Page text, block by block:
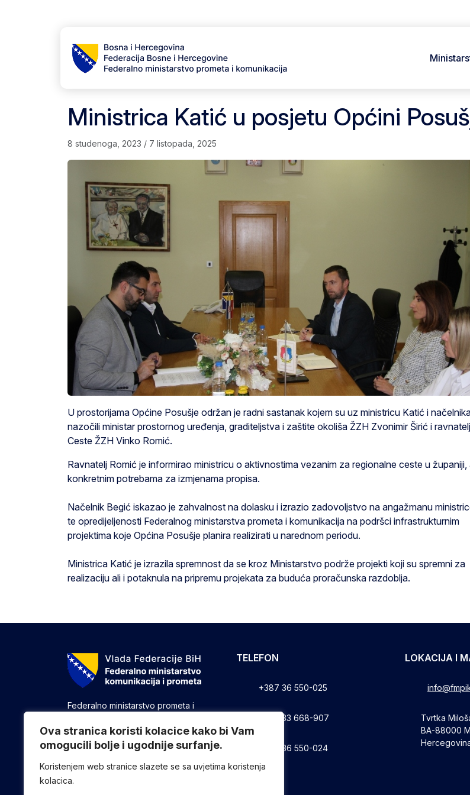
Ova stranica koristi kolacice kako bi Vam
omogucili bolje i ugodnije surfanje.
Koristenjem web stranice slazete se sa uvjetima koristenja
kolacica.
Ministrica Katić u posjetu Općini
8 studenoga, 2023 / 7 listopada, 2025
U prostorijama Općine Posušje održan je radni sastanak kojem su uz ministricu Katić i
nazočili ministar prostornog uređenja, graditeljstva i zaštite okoliša ŽZH Zvonimir Širić i
Ceste ŽZH Vinko Romić.
Ravnatelj Romić je informirao ministricu o aktivnostima vezanim za regionalne ceste u županiji,
konkretnim potrebama za izmjenama propisa.
Načelnik Begić iskazao je zahvalnost na dolasku i izrazio zadovoljstvo na angažmanu
te opredijeljenosti Federalnog ministarstva prometa i komunikacija na podršci infrastrukturnim
projektima koje Općina Posušje planira realizirati u narednom periodu.
Ministrica Katić je izrazila spremnost da se kroz Ministarstvo podrže projekti koji su spremni za
realizaciju ali i potaknula na pripremu projekata za buduća proračunska razdoblja.
Federalno ministarstvo prometa i
druge poslove utvrđene zakonom koji
se odnose na ostvarivanje nadležnosti
Federacije u oblasti prometa i
komunikacija.
TELEFON
+387 36 550-025
+387 33 668-907
+387 36 550-024
LOKACIJA I
Tvrtka
BA-88000